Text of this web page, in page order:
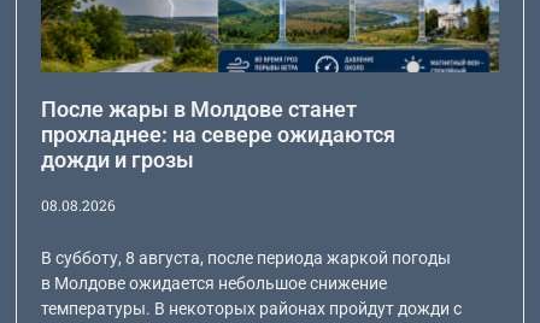
После жары в Молдове станет
прохладнее: на севере ожидаются
дожди и грозы
08.08.2026
В субботу, 8 августа, после периода жаркой погоды
в Молдове ожидается небольшое снижение
температуры. В некоторых районах пройдут дожди с